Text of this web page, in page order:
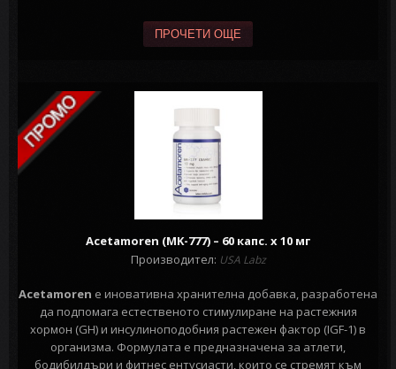
ПРОЧЕТИ ОЩЕ
Acetamoren (MK-777) – 60 капс. х 10 мг
Производител: USA Labz
Acetamoren е иновативна хранителна добавка, разработена
да подпомага естественото стимулиране на растежния
хормон (GH) и инсулиноподобния растежен фактор (IGF-1) в
организма. Формулата е предназначена за атлети,
бодибилдъри и фитнес ентусиасти, които се стремят към